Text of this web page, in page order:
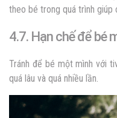
theo bé trong quá trình giúp
4.7. Hạn chế để bé
Tránh để bé một mình với
quá lâu và quá nhiều lần.